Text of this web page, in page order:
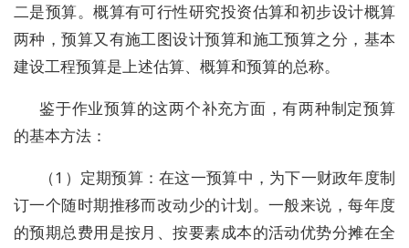
二是预算。概算有可行性研究投资估算和初步设计概算
两种，预算又有施工图设计预算和施工预算之分，基本
建设工程预算是上述估算、概算和预算的总称。
鉴于作业预算的这两个补充方面，有两种制定预算
的基本方法：
（1）定期预算：在这一预算中，为下一财政年度制
订一个随时期推移而改动少的计划。一般来说，每年度
的预期总费用是按月、按要素成本的活动优势分摊在全